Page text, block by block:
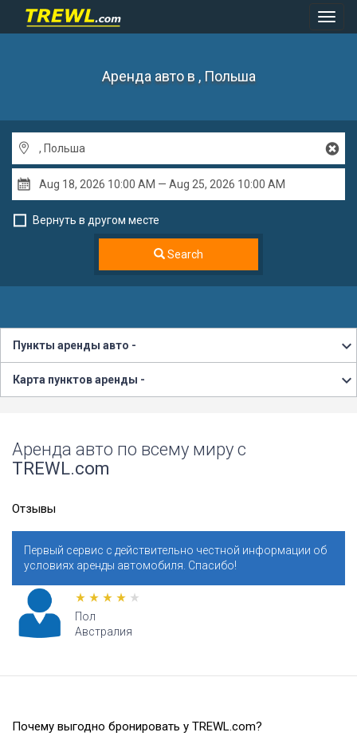
Аренда авто в , Польша
Вернуть в другом месте
Search
Пункты аренды авто -
Карта пунктов аренды -
Аренда авто по всему миру с
TREWL.com
Отзывы
Первый сервис с действительно честной информации об
условиях аренды автомобиля. Спасибо!
Пол
Австралия
Почему выгодно бронировать у TREWL.com?